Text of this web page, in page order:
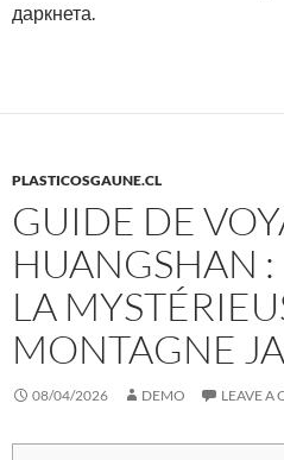
даркнета.
PLASTICOSGAUNE.CL
GUIDE DE
HUANGSHAN :
LA
MONTAGNE
08/04/2026 DEMO LEAVE A